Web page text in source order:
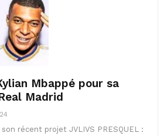
Mbappé pour sa
Madrid
récent projet JVLIVS PRESQUEL :